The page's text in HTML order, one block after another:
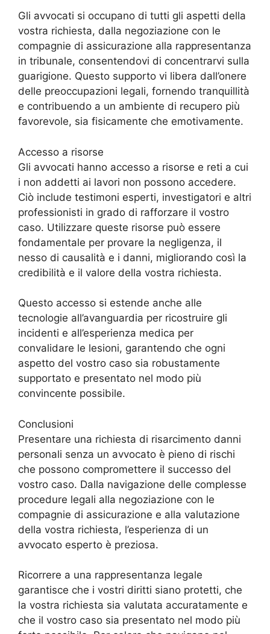
Gli avvocati si occupano di tutti gli aspetti della
vostra richiesta, dalla negoziazione con le
compagnie di assicurazione alla rappresentanza
in tribunale, consentendovi di concentrarvi sulla
guarigione. Questo supporto vi libera dall’onere
delle preoccupazioni legali, fornendo tranquillità
e contribuendo a un ambiente di recupero più
favorevole, sia fisicamente che emotivamente.
Accesso a risorse
Gli avvocati hanno accesso a risorse e reti a cui
i non addetti ai lavori non possono accedere.
Ciò include testimoni esperti, investigatori e altri
professionisti in grado di rafforzare il vostro
caso. Utilizzare queste risorse può essere
fondamentale per provare la negligenza, il
nesso di causalità e i danni, migliorando così la
credibilità e il valore della vostra richiesta.
Questo accesso si estende anche alle
tecnologie all’avanguardia per ricostruire gli
incidenti e all’esperienza medica per
convalidare le lesioni, garantendo che ogni
aspetto del vostro caso sia robustamente
supportato e presentato nel modo più
convincente possibile.
Conclusioni
Presentare una richiesta di risarcimento danni
personali senza un avvocato è pieno di rischi
che possono compromettere il successo del
vostro caso. Dalla navigazione delle complesse
procedure legali alla negoziazione con le
compagnie di assicurazione e alla valutazione
della vostra richiesta, l’esperienza di un
avvocato esperto è preziosa.
Ricorrere a una rappresentanza legale
garantisce che i vostri diritti siano protetti, che
la vostra richiesta sia valutata accuratamente e
che il vostro caso sia presentato nel modo più